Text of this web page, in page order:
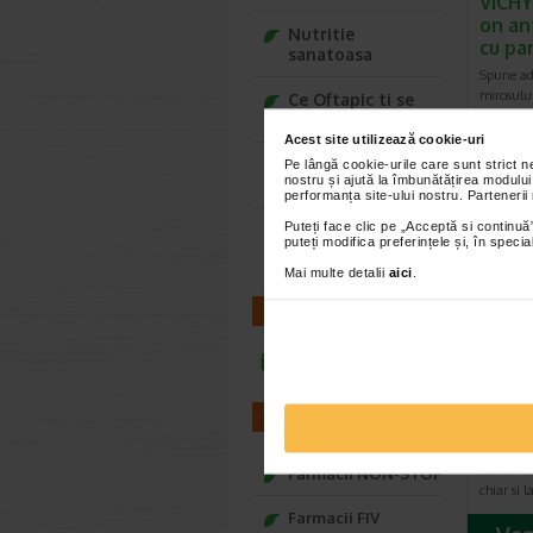
Acest site utilizează cookie-uri
Pe lângă cookie-urile care sunt strict
nostru și ajută la îmbunătățirea
performanța site-ului nostru.
Puteți face clic pe „Acceptă si
puteți modifica preferințele și, în
Mai multe detalii aici
on
cu
Spune
-20%
1l,
Pielea
nevoie
chiar si
Nutritie
sanatoasa
Ce Oftapic ti se
Adora – Adorabili
din prima clipa
Seturi cadou
Baylis&Harding
Farmacii NON-STOP
Farmacii FIV